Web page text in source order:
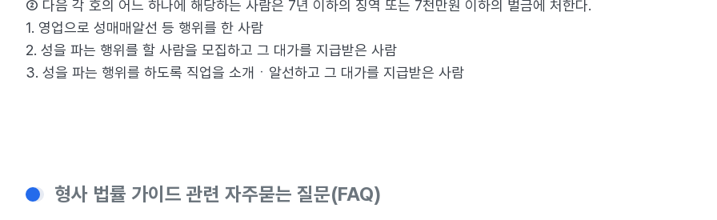
② 다음 각 호의 어느 하나에 해당하는 사람은 7년 이하의 징역 또는 7천만원 이하의 벌금에 처한다.
1. 영업으로 성매매알선 등 행위를 한 사람
2. 성을 파는 행위를 할 사람을 모집하고 그 대가를 지급받은 사람
3. 성을 파는 행위를 하도록 직업을 소개ㆍ알선하고 그 대가를 지급받은 사람
형사 법률 가이드 관련 자주묻는 질문(FAQ)